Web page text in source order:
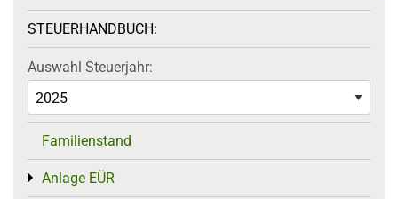
STEUERHANDBUCH:
Auswahl Steuerjahr:
Familienstand
Anlage EÜR
Toggle menu